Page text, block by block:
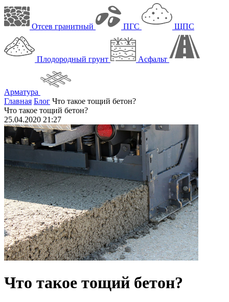
Отсев гранитный ПГС ЩПС
Плодородный грунт Асфальт
Арматура
Главная Блог Что такое тощий бетон?
Что такое тощий бетон?
25.04.2020 21:27
Что такое тощий бетон?